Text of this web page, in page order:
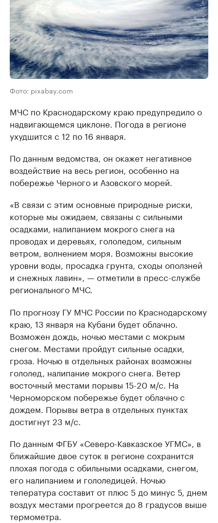
Фото: pixabay.com
МЧС по Краснодарскому краю предупредило о
надвигающемся циклоне. Погода в регионе
ухудшится с 12 по 16 января.
По данным ведомства, он окажет негативное
воздействие на весь регион, особенно на
побережье Черного и Азовского морей.
«В связи с этим основные природные риски,
которые мы ожидаем, связаны с сильными
осадками, налипанием мокрого снега на
проводах и деревьях, гололедом, сильным
ветром, волнением моря. Возможны высокие
уровни воды, просадка грунта, сходы оползней
и снежных лавин», — отметили в пресс-службе
регионального МЧС.
По прогнозу ГУ МЧС России по Краснодарскому
краю, 13 января на Кубани будет облачно.
Возможен дождь, ночью местами с мокрым
снегом. Местами пройдут сильные осадки,
гроза. Ночью в отдельных районах возможны
гололед, налипание мокрого снега. Ветер
восточный местами порывы 15-20 м/с. На
Черноморском побережье будет облачно с
дождем. Порывы ветра в отдельных пунктах
достигнут 23 м/с.
По данным ФГБУ «Северо-Кавказское УГМС», в
ближайшие двое суток в регионе сохранится
плохая погода с обильными осадками, снегом,
его налипанием и гололедицей. Ночью
тепература составит от плюс 5 до минус 5, днем
воздух местами прогреется до 8 градусов выше
термометра.